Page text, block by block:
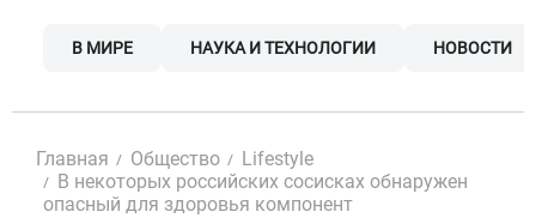
В МИРЕ НАУКА И ТЕХНОЛОГИИ НОВОСТИ
Главная Общество
Lifestyle
В некоторых российских сосисках обнаружен
опасный для здоровья компонент